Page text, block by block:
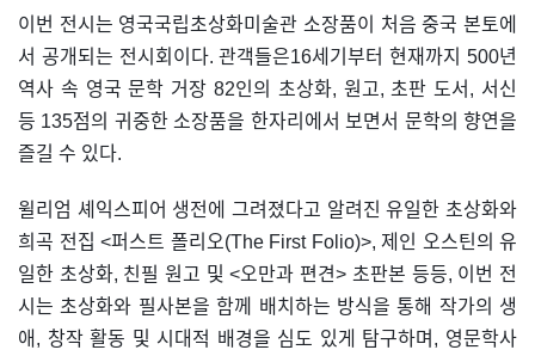
이번 전시는 영국국립초상화미술관 소장품이 처음 중국 본토에
서 공개되는 전시회이다. 관객들은16세기부터 현재까지 500년
역사 속 영국 문학 거장 82인의 초상화, 원고, 초판 도서, 서신
등 135점의 귀중한 소장품을 한자리에서 보면서 문학의 향연을
즐길 수 있다.
윌리엄 셰익스피어 생전에 그려졌다고 알려진 유일한 초상화와
희곡 전집 <퍼스트 폴리오(The First Folio)>, 제인 오스틴의 유
일한 초상화, 친필 원고 및 <오만과 편견> 초판본 등등, 이번 전
시는 초상화와 필사본을 함께 배치하는 방식을 통해 작가의 생
애, 창작 활동 및 시대적 배경을 심도 있게 탐구하며, 영문학사